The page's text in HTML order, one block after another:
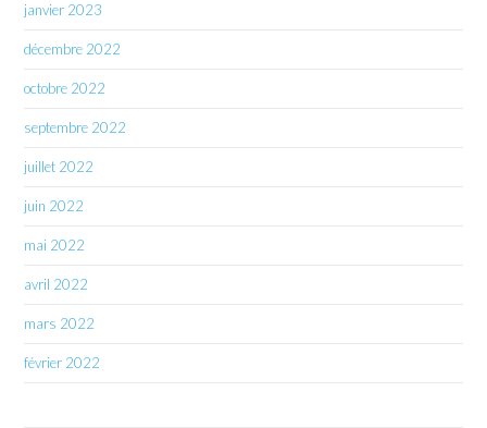
janvier 2023
décembre 2022
octobre 2022
septembre 2022
juillet 2022
juin 2022
mai 2022
avril 2022
mars 2022
février 2022